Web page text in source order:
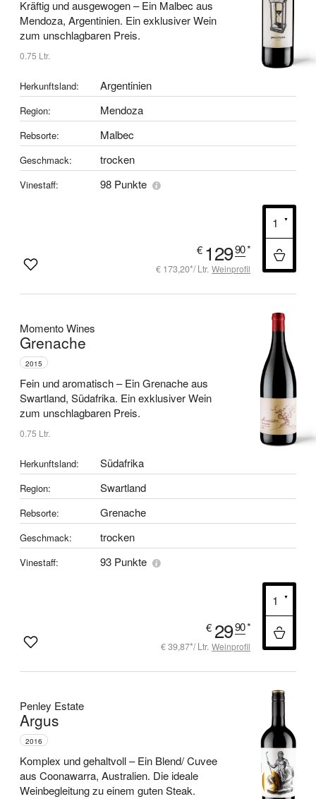
Kräftig und ausgewogen –Ein Malbec aus
Mendoza, Argentinien. Ein exklusiver Wein
zum unschlagbaren Preis.
0.75 Ltr.
Herkunftsland: Argentinien
Region: Mendoza
Rebsorte: Malbec
Geschmack: trocken
Vinestaff: 98 Punkte
€ 12990*
€ 173,20*/ Ltr. Weinprofil
Momento Wines
Grenache
2015
Fein und aromatisch –Ein Grenache aus
Swartland, Südafrika. Ein exklusiver Wein
zum unschlagbaren Preis.
0.75 Ltr.
Herkunftsland: Südafrika
Region: Swartland
Rebsorte: Grenache
Geschmack: trocken
Vinestaff: 93 Punkte
€ 2990*
€ 39,87*/ Ltr. Weinprofil
Penley Estate
Argus
2016
Komplex und gehaltvoll –Ein Blend/ Cuvee
aus Coonawarra, Australien. Die ideale
Weinbegleitung zu einem guten Steak.